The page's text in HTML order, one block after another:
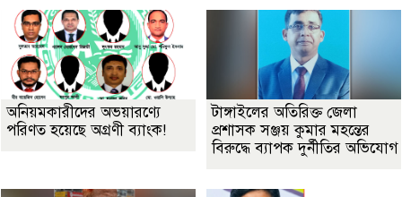
অনিয়মকারীদের অভয়ারণ্যে
পরিণত হয়েছে অগ্রণী ব্যাংক!
টাঙ্গাইলের অতিরিক্ত জেলা
প্রশাসক সঞ্জয় কুমার মহন্তের
বিরুদ্ধে ব্যাপক দুর্নীতির অভিযোগ